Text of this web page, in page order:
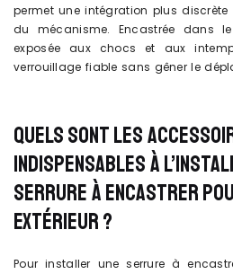
permet une intégration plus discrète
du mécanisme. Encastrée dans
exposée aux chocs et aux
verrouillage fiable sans gêner le
QUELS SONT LES
INDISPENSABLES À
SERRURE À ENCASTRER
EXTÉRIEUR ?
Pour installer une serrure à